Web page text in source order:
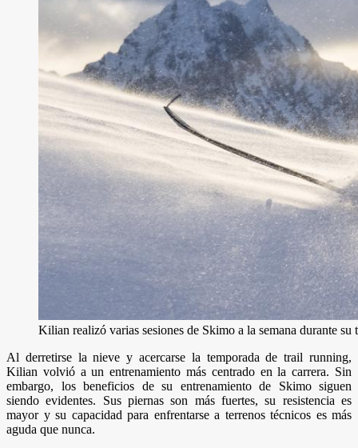
Kilian realizó varias sesiones de Skimo a la semana durante su
Al derretirse la nieve y acercarse la temporada de trail running,
Kilian volvió a un entrenamiento más centrado en la carrera. Sin
embargo, los beneficios de su entrenamiento de Skimo siguen
siendo evidentes. Sus piernas son más fuertes, su resistencia es
mayor y su capacidad para enfrentarse a terrenos técnicos es más
aguda que nunca.